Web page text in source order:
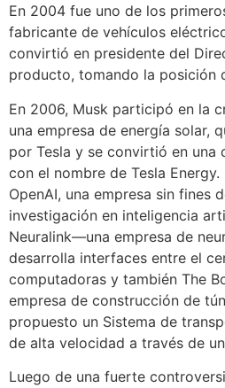
En 2004 fue uno de los
fabricante de vehículos
convirtió en presidente del
producto, tomando la posición
En 2006, Musk participó en la
una empresa de energía solar,
por Tesla y se convirtió en una
con el nombre de Tesla Energy.
OpenAI, una empresa sin fines
investigación en inteligencia
Neuralink—una empresa de
desarrolla interfaces entre el
computadoras y también The
empresa de construcción de
propuesto un Sistema de
de alta velocidad a través de
Luego de una fuerte